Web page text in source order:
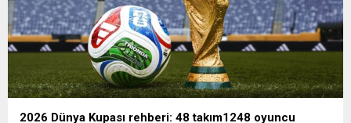
2026 Dünya Kupası rehberi: 48 takım1248 oyuncu